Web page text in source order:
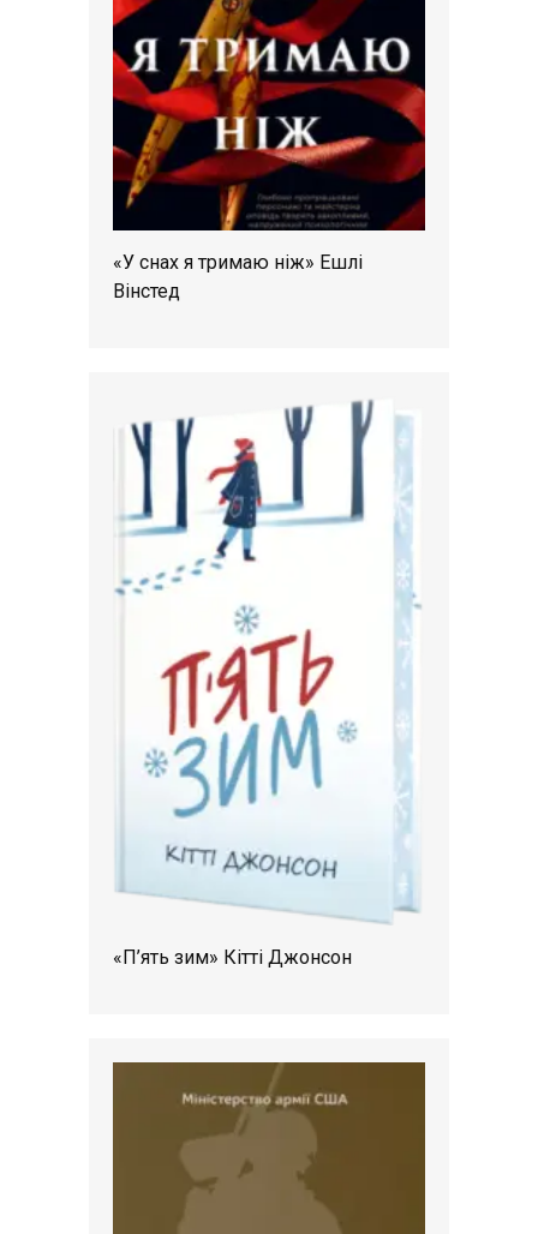
«У снах я тримаю ніж» Ешлі
Вінстед
«П’ять зим» Кітті Джонсон